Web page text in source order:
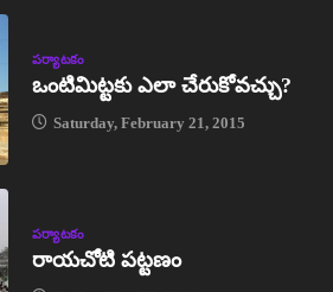
పర్యాటకం
ఒంటిమిట్టకు ఎలా చేరుకోవచ్చు?
Saturday, February 21, 2015
పర్యాటకం
రాయచోటి పట్టణం